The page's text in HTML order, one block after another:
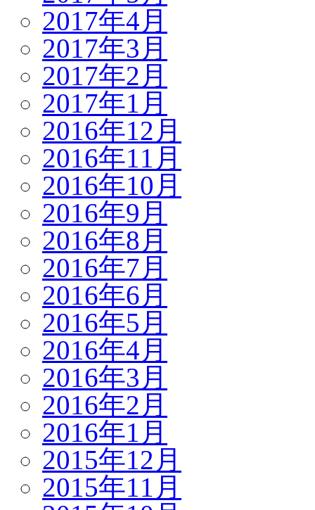
2017年4月
2017年3月
2017年2月
2017年1月
2016年12月
2016年11月
2016年10月
2016年9月
2016年8月
2016年7月
2016年6月
2016年5月
2016年4月
2016年3月
2016年2月
2016年1月
2015年12月
2015年11月